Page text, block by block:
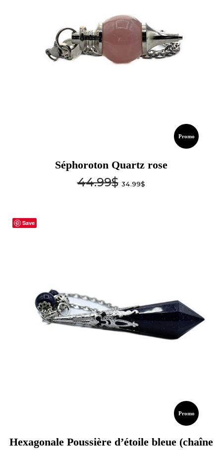
Promo
Séphoroton Quartz rose
44.99$ 34.99$
Promo
Hexagonale Poussière d’étoile bleue (chaîne
Save